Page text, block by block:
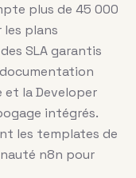
plus de 45 000
plans
SLA garantis
et la Developer
intégrés.
les templates de
n8n pour